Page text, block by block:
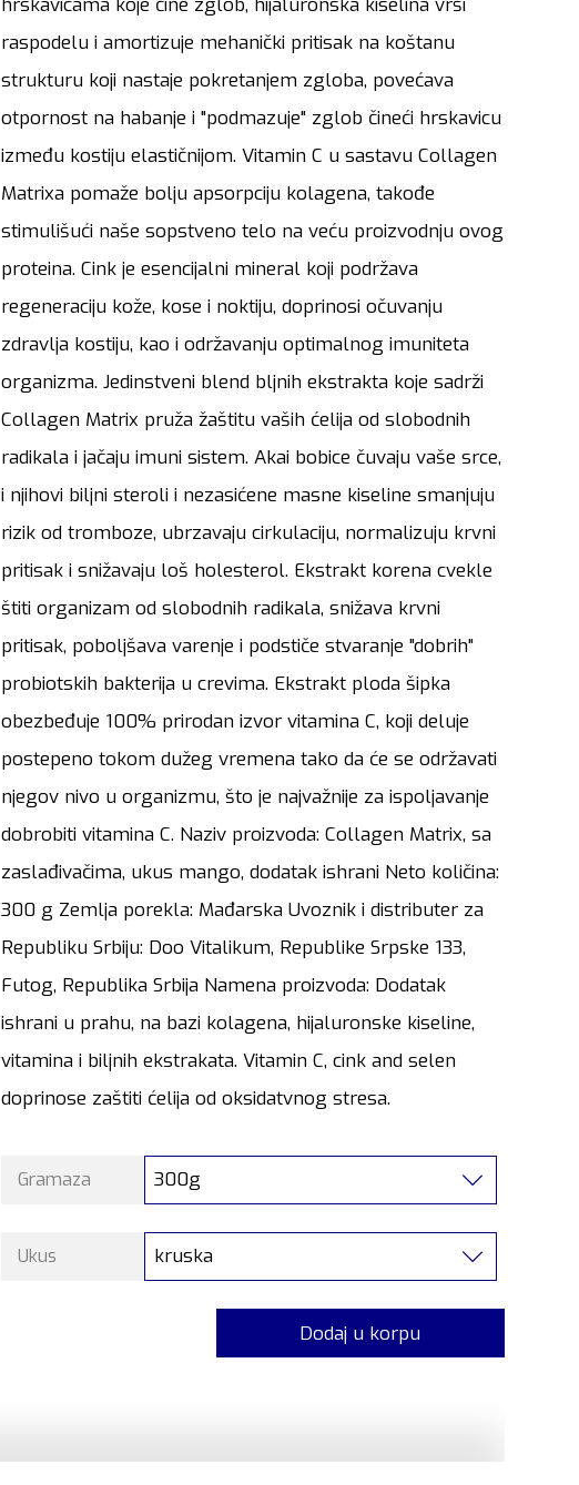
raspodelu i amortizuje mehanički pritisak na koštanu
strukturu koji nastaje pokretanjem zgloba, povećava
otpornost na habanje i "podmazuje" zglob čineći hrskavicu
između kostiju elastičnijom. Vitamin C u sastavu Collagen
Matrixa pomaže bolju apsorpciju kolagena, takođe
stimulišući naše sopstveno telo na veću proizvodnju ovog
proteina. Cink je esencijalni mineral koji podržava
regeneraciju kože, kose i noktiju, doprinosi očuvanju
zdravlja kostiju, kao i održavanju optimalnog imuniteta
organizma. Jedinstveni blend bljnih ekstrakta koje sadrži
Collagen Matrix pruža žaštitu vaših ćelija od slobodnih
radikala i jačaju imuni sistem. Akai bobice čuvaju vaše srce,
i njihovi biljni steroli i nezasićene masne kiseline smanjuju
rizik od tromboze, ubrzavaju cirkulaciju, normalizuju krvni
pritisak i snižavaju loš holesterol. Ekstrakt korena cvekle
štiti organizam od slobodnih radikala, snižava krvni
pritisak, poboljšava varenje i podstiče stvaranje "dobrih"
probiotskih bakterija u crevima. Ekstrakt ploda šipka
obezbeđuje 100% prirodan izvor vitamina C, koji deluje
postepeno tokom dužeg vremena tako da će se održavati
njegov nivo u organizmu, što je najvažnije za ispoljavanje
dobrobiti vitamina C. Naziv proizvoda: Collagen Matrix, sa
zaslađivačima, ukus mango, dodatak ishrani Neto količina:
300 g Zemlja porekla: Mađarska Uvoznik i distributer za
Republiku Srbiju: Doo Vitalikum, Republike Srpske 133,
Futog, Republika Srbija Namena proizvoda: Dodatak
ishrani u prahu, na bazi kolagena, hijaluronske kiseline,
vitamina i biljnih ekstrakata. Vitamin C, cink and selen
doprinose zaštiti ćelija od oksidatvnog stresa.
Gramaza 300g
Ukus kruska
Dodaj u korpu